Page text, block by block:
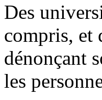
Des
compris, et
dénonçant
les